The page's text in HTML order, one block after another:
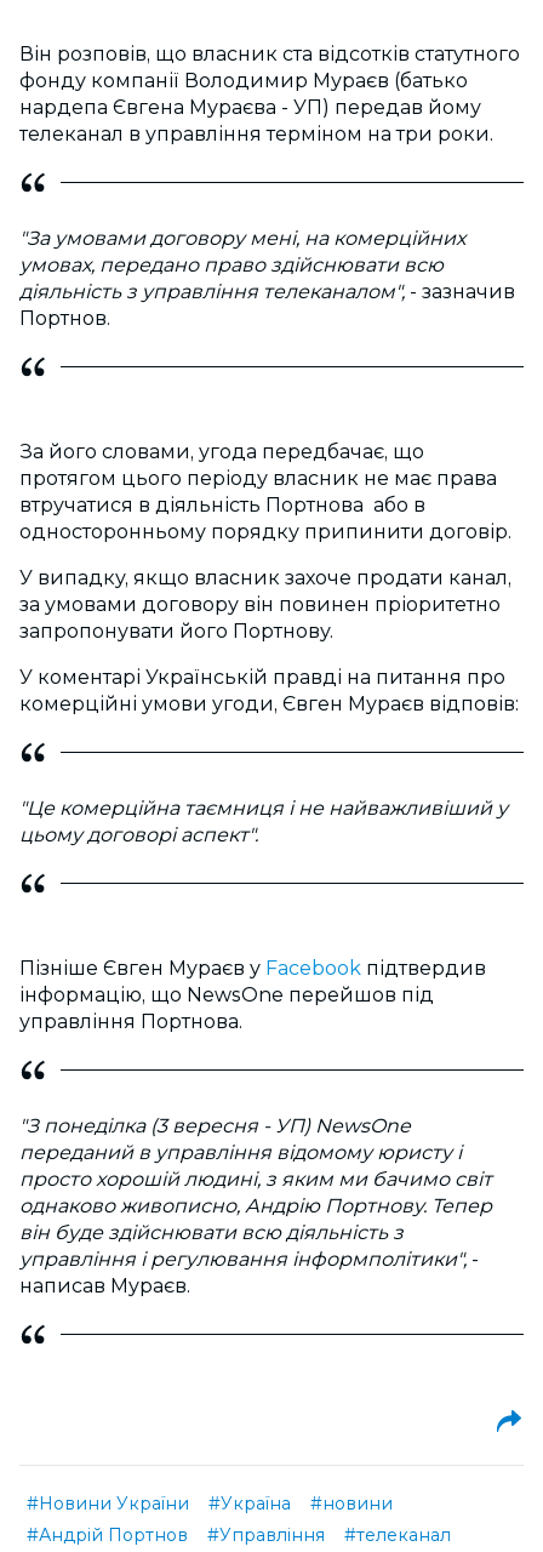
Він розповів, що власник ста відсотків статутного
фонду компанії Володимир Мураєв (батько
нардепа Євгена Мураєва - УП) передав йому
телеканал в управління терміном на три роки.
"За умовами договору мені, на комерційних
умовах, передано право здійснювати всю
діяльність з управління телеканалом", - зазначив
Портнов.
За його словами, угода передбачає, що
протягом цього періоду власник не має права
втручатися в діяльність Портнова або в
односторонньому порядку припинити договір.
У випадку, якщо власник захоче продати канал,
за умовами договору він повинен пріоритетно
запропонувати його Портнову.
У коментарі Українській правді на питання про
комерційні умови угоди, Євген Мураєв відповів:
"Це комерційна таємниця і не найважливіший у
цьому договорі аспект".
Пізніше Євген Мураєв у Facebook підтвердив
інформацію, що NewsOne перейшов під
управління Портнова.
"З понеділка (3 вересня - УП) NewsOne
переданий в управління відомому юристу і
просто хорошій людині, з яким ми бачимо світ
однаково живописно, Андрію Портнову. Тепер
він буде здійснювати всю діяльність з
управління і регулювання інформполітики", -
написав Мураєв.
#Новини України #Україна
#новини
#Андрій Портнов
#Управління #телеканал